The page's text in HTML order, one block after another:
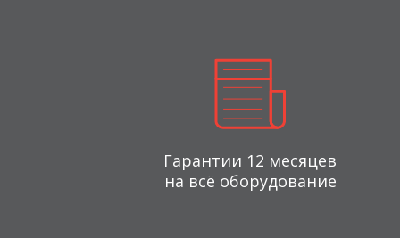
Гарантии 12 месяцев
на всё оборудование